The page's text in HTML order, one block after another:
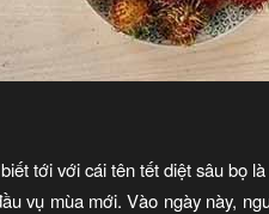
tới với cái tên tết diệt sâu bọ
vụ mùa mới. Vào ngày này,